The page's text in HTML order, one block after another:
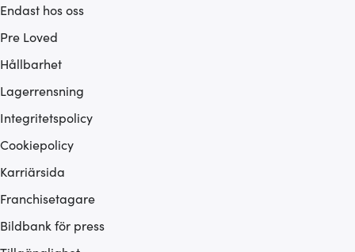
Endast hos oss
Pre Loved
Hållbarhet
Lagerrensning
Integritetspolicy
Cookiepolicy
Karriärsida
Franchisetagare
Bildbank för press